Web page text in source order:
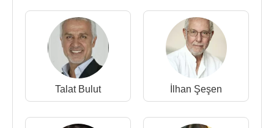
Talat Bulut İlhan Şeşen